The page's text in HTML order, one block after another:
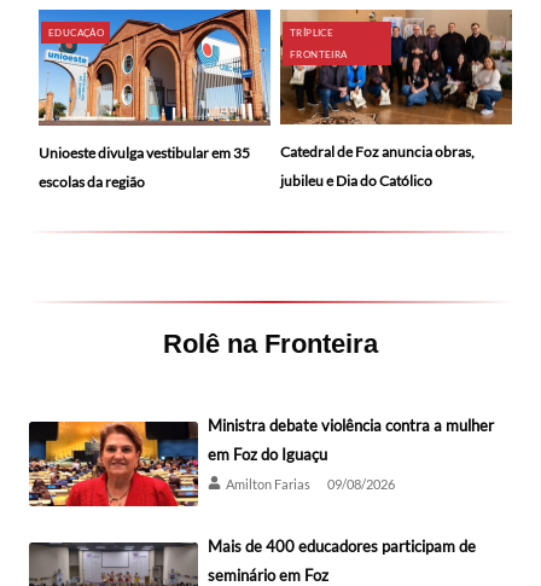
EDUCAÇÃO
Unioeste divulga vestibular em 35
escolas da região
TRÍPLICE
FRONTEIRA
Catedral de Foz anuncia obras,
jubileu e Dia do Católico
Rolê na Fronteira
Ministra debate violência contra a mulher
em Foz do Iguaçu
Amilton Farias 09/08/2026
Mais de 400 educadores participam de
seminário em Foz